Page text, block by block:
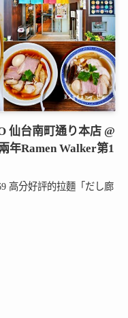
仙台南町通り本店 @
年Ramen Walker第1
高分好評的拉麵「だし廊